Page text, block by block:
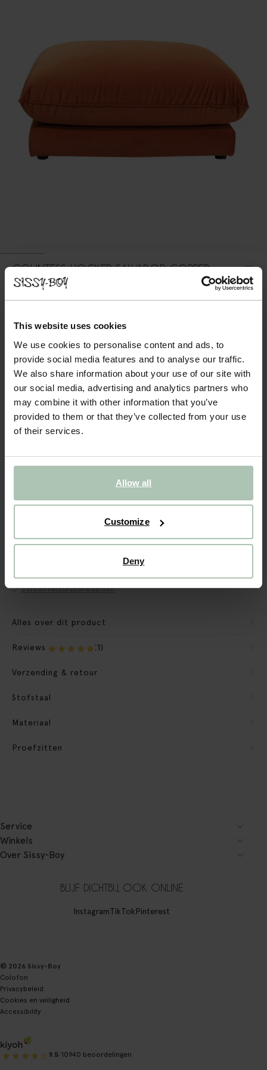
This website uses cookies
We use cookies to personalise content and ads, to
provide social media features and to analyse our traffic.
We also share information about your use of our site with
our social media, advertising and analytics partners who
may combine it with other information that you’ve
provided to them or that they’ve collected from your use
of their services.
Allow all
Customize
Deny
COUNTESS HOCKER SALVADOR COPPER
uit zeven modulaire onderdelen, zodat je de bank precies kunt
samenstellen naar jouw wensen en de ruimte die je hebt. Door de
lage zitting geeft de Countess bank je i... Lees meer
1 Model
2 Stof: Salvador Copper 14 + kleuropties
3 Extra's:Hocker (1) + toevoegen
VOEG TOE AAN WINKELMAND449.00€
Banken retourvoorwaarden
Alles over dit product
Reviews (1)
Verzending & retour
Stofstaal
Materiaal
Proefzitten
Service
Winkels
Over Sissy-Boy
BLIJF DICHTBIJ, OOK ONLINE
InstagramTikTokPinterest
© 2026 Sissy-Boy
Colofon
Privacybeleid
Cookies en veiligheid
Accessibility
9.5 10940 beoordelingen